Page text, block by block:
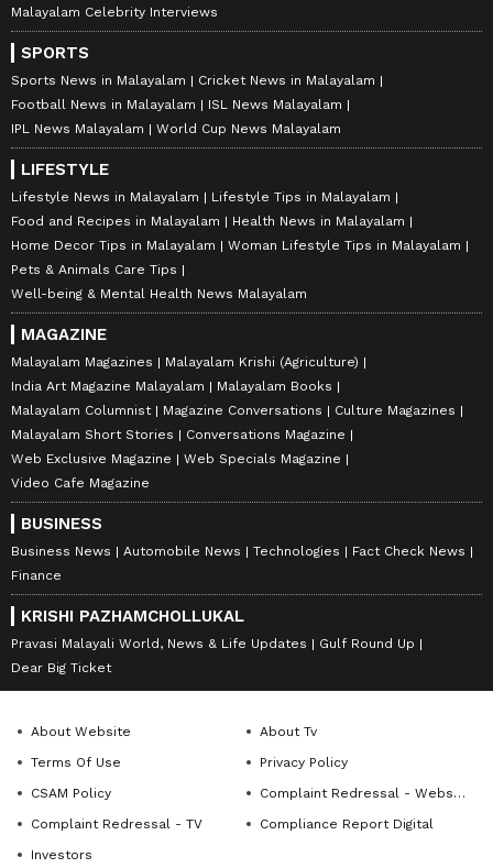
Malayalam Celebrity Interviews
SPORTS
Sports News in Malayalam
Cricket News in Malayalam
Football News in Malayalam
ISL News Malayalam
IPL News Malayalam
World Cup News Malayalam
LIFESTYLE
Lifestyle News in Malayalam
Lifestyle Tips in Malayalam
Food and Recipes in Malayalam
Health News in Malayalam
Home Decor Tips in Malayalam
Woman Lifestyle Tips in Malayalam
Pets & Animals Care Tips
Well-being & Mental Health News Malayalam
MAGAZINE
Malayalam Magazines
Malayalam Krishi (Agriculture)
India Art Magazine Malayalam
Malayalam Books
Malayalam Columnist
Magazine Conversations
Culture Magazines
Malayalam Short Stories
Conversations Magazine
Web Exclusive Magazine
Web Specials Magazine
Video Cafe Magazine
BUSINESS
Business News Automobile News Technologies
Fact Check News
Finance
KRISHI PAZHAMCHOLLUKAL
Pravasi Malayali World, News & Life Updates
Gulf Round Up
Dear Big Ticket
About Website
About Tv
Terms Of Use
Privacy Policy
CSAM Policy
Complaint Redressal - Website
Complaint Redressal - TV
Compliance Report Digital
Investors